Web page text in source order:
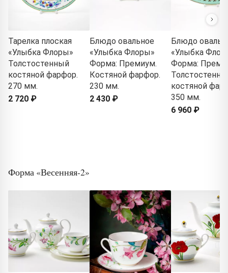
Тарелка плоская
«Улыбка Флоры»
Толстостенный
костяной фарфор.
270 мм.
2 720 ₽
Блюдо овальное
«Улыбка Флоры»
Форма: Премиум.
Костяной фарфор.
230 мм.
2 430 ₽
Блюдо
«Улыбка
Форма:
костяной
350 мм.
6 960 ₽
Форма «Весенняя-2»